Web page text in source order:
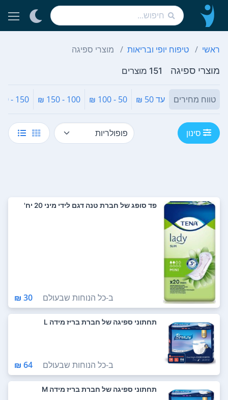
ראשי טיפוח יופי ובריאות מוצרי ספיגה
מוצרי ספיגה 151 מוצרים
טווח מחירים עד 50 ₪ 50 - 100 ₪
100 - 150 ₪
150 - 200 ₪
סינון
פד סופג של חברת טנה דגם לידי מיני 20 יח'
ב-כל הנוחות שבעולם 30 ₪
תחתוני ספיגה של חברת בריז מידה L
ב-כל הנוחות שבעולם 64 ₪
תחתוני ספיגה של חברת בריז מידה M